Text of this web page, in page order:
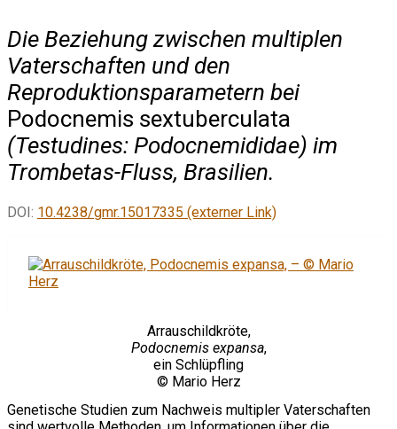
Die Beziehung zwischen multiplen
Vaterschaften und den
Reproduktionsparametern bei
Podocnemis sextuberculata
(Testudines: Podocnemididae) im
Trombetas-Fluss, Brasilien.
DOI: 10.4238/gmr.15017335 (externer Link)
Arrauschildkröte,
Podocnemis expansa,
ein Schlüpfling
© Mario Herz
Genetische Studien zum Nachweis multipler Vaterschaften